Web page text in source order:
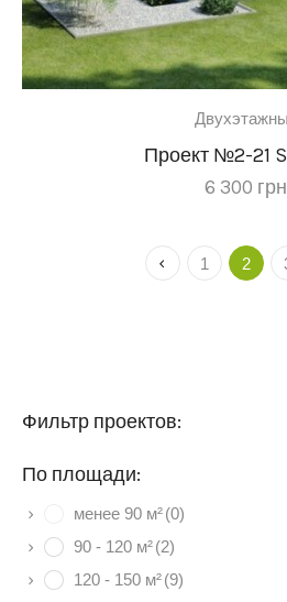
Проект №2-21
6 300 грн
1 2
Фильтр проектов:
По площади:
менее 90 м²(0)
90 - 120 м²(2)
120 - 150 м²(9)